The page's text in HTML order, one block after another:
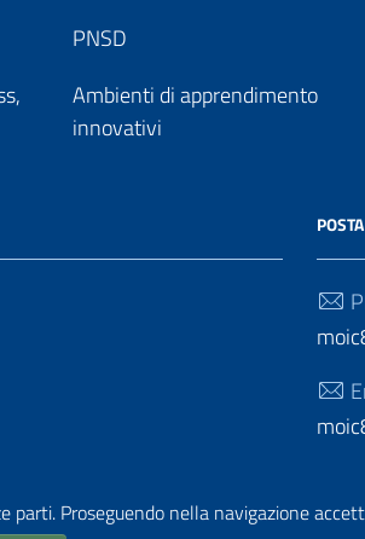
Proseguendo nella navigazione
PNSD
Ambienti di apprendimento
innovativi